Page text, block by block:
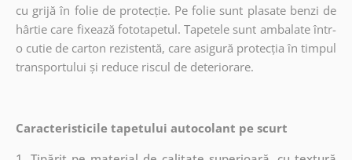
cu grijă în folie de protecție. Pe folie sunt plasate benzi de
hârtie care fixează fototapetul. Tapetele sunt ambalate într-
o cutie de carton rezistentă, care asigură protecția în timpul
transportului și reduce riscul de deteriorare.
Caracteristicile tapetului autocolant pe scurt